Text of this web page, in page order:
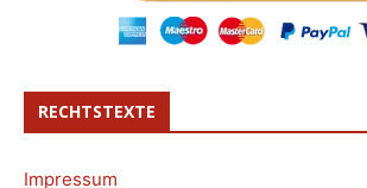
RECHTSTEXTE
Impressum